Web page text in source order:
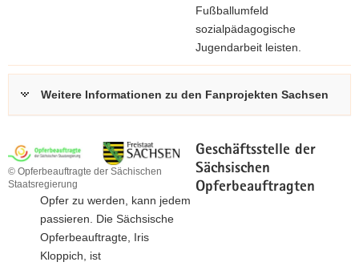
Fußballumfeld
sozialpädagogische
Jugendarbeit leisten.
Weitere Informationen zu den Fanprojekten Sachsen
Geschäftsstelle der
Sächsischen
Opferbeauftragten
© Opferbeauftragte der Sächischen
Staatsregierung
Opfer zu werden, kann jedem
passieren. Die Sächsische
Opferbeauftragte, Iris
Kloppich, ist